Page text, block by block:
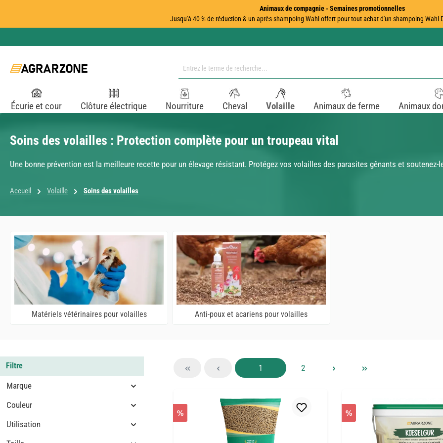
Animaux de compagnie - Semaines promotionnelles
Jusqu'à 40 % de réduction & un après-shampoing Wahl offert pour tout achat d'un shampoing Wahl
Écurie et cour Clôture électrique Nourriture Cheval Volaille Animaux de ferme Animaux
Soins des volailles : Protection complète pour un troupeau vital
Une bonne prévention est la meilleure recette pour un élevage résistant. Protégez vos volailles des parasites gênants et
Accueil Volaille Soins des volailles
Matériels vétérinaires pour volailles Anti-poux et acariens pour volailles
Filtre
Marque
Couleur
Utilisation
Page
1 Page
2
% %